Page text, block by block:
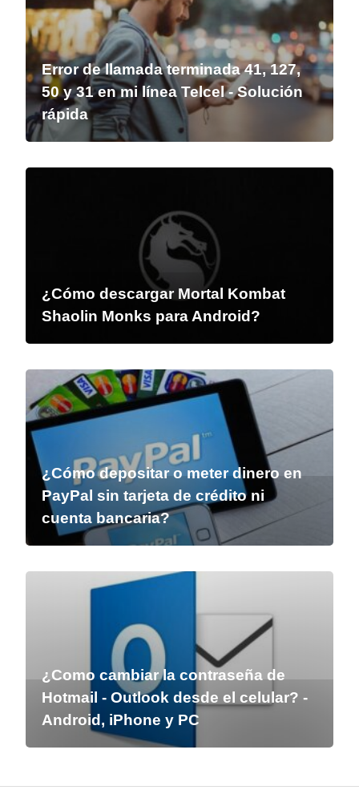
Error de llamada terminada 41, 127,
50 y 31 en mi línea Telcel - Solución
rápida
¿Cómo descargar Mortal Kombat
Shaolin Monks para Android?
¿Cómo depositar o meter dinero en
PayPal sin tarjeta de crédito ni
cuenta bancaria?
¿Como cambiar la contraseña de
Hotmail - Outlook desde el celular? -
Android, iPhone y PC